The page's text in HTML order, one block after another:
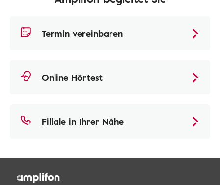
Termin vereinbaren
Online Hörtest
Filiale in Ihrer Nähe